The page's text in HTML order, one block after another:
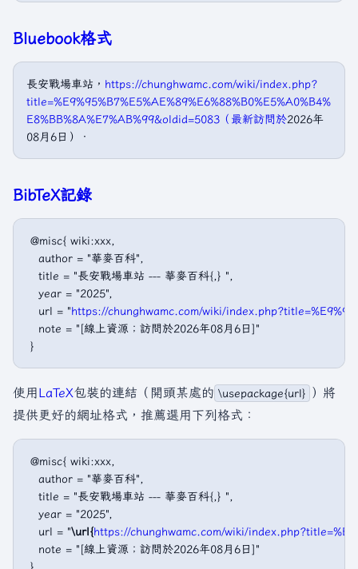
Bluebook格式
長安戰場車站， https://chunghwamc.com/wiki/index.php?
title=%E9%95%B7%E5%AE%89%E6%88%B0%E5%A0%B4%
E8%BB%8A%E7%AB%99&oldid=5083（最新訪問於2026年
08月6日）．
BibTeX記錄
@misc{ wiki:xxx,
   author = "華麥百科",
   title = "長安戰場車站 --- 華麥百科{,} ",
   year = "2025",
   url = "
https://chunghwamc.com/wiki/
   note = "[線上資源；訪問於2026年08月6日]"
使用LaTeX包裝的連結（開頭某處的 \usepackage{url} ）將
提供更好的網址格式，推薦選用下列格式：
@misc{ wiki:xxx,
   author = "華麥百科",
   title = "長安戰場車站 --- 華麥百科{,} ",
   year = "2025",
   url = "
\url{https://chunghwamc.com/wiki/
   note = "[線上資源；訪問於2026年08月6日]"